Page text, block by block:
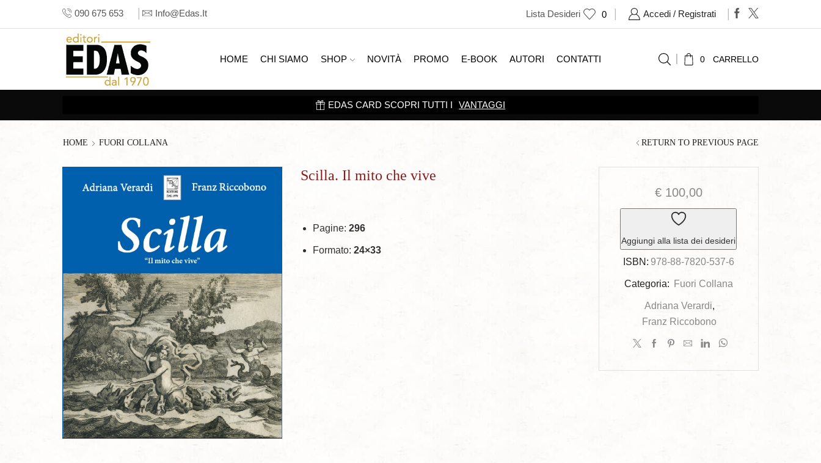
090 675 653 Info@edas.it Lista Desideri 0 Accedi / Registrati
HOME CHI SIAMO SHOP NOVITÀ PROMO E-BOOK AUTORI CONTATTI 0 CARRELLO
EDAS CARD SCOPRI TUTTI I VANTAGGI
HOME FUORI COLLANA RETURN TO PREVIOUS PAGE
€100,00
Aggiungi alla lista dei desideri
ISBN: 978-88-7820-537-6
Categoria: Fuori Collana
Adriana Verardi,
Franz Riccobono
Scilla. Il mito che vive
Pagine: 296
Formato: 24×33